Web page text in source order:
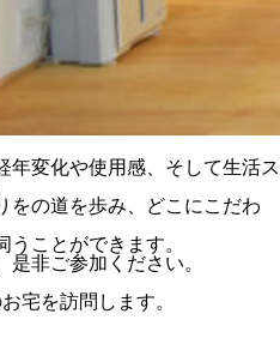
年変化や使用感、そして生活ス
をの道を歩み、どこにこだわ
ことができます。
非ご参加ください。
宅を訪問します。